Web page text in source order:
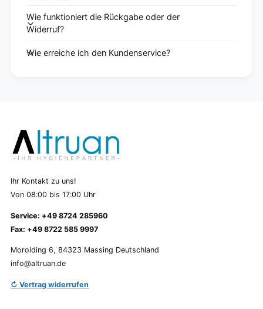
Wie funktioniert die Rückgabe oder der
Widerruf?
Wie erreiche ich den Kundenservice?
Ihr Kontakt zu uns!
Von 08:00 bis 17:00 Uhr
Service: +49 8724 285960
Fax: +49 8722 585 9997
Morolding 6, 84323 Massing Deutschland
info@altruan.de
↻ Vertrag widerrufen